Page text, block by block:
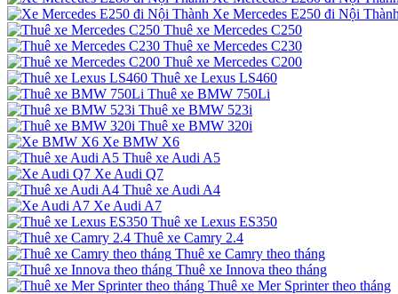
Xe Mercedes E250 đi Nội
Thuê xe Mercedes C250
Thuê xe Mercedes C230
Thuê xe Mercedes C200
Thuê xe Lexus LS460
Thuê xe BMW 750Li
Thuê xe BMW 523i
Thuê xe BMW 320i
Xe BMW X6
Thuê xe Audi A5
Xe Audi Q7
Thuê xe Audi A4
Xe Audi A7
Thuê xe Lexus ES350
Thuê xe Camry 2.4
Thuê xe Camry theo tháng
Thuê xe Innova theo tháng
Thuê xe Mer Sprinter theo tháng